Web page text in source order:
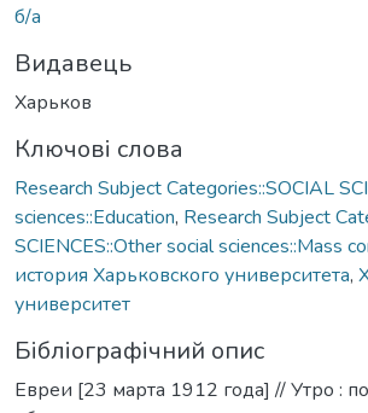
б/а
Видавець
Харьков
Ключові слова
Research Subject Categories::SOCIAL
sciences::Education, Research Subject
SCIENCES::Other social sciences::Mass
история Харьковского университета,
университет
Бібліографічний опис
Евреи [23 марта 1912 года] // Утро :